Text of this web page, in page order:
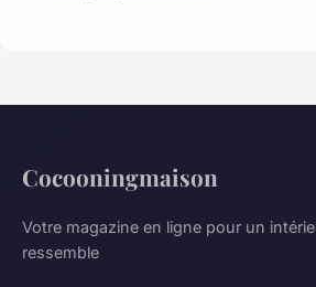
Cocooningmaison
Votre magazine en ligne pour un
ressemble